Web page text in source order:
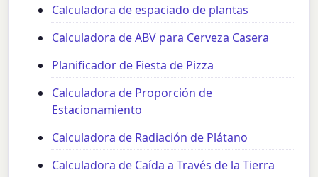
Calculadora de espaciado de plantas
Calculadora de ABV para Cerveza Casera
Planificador de Fiesta de Pizza
Calculadora de Proporción de
Estacionamiento
Calculadora de Radiación de Plátano
Calculadora de Caída a Través de la Tierra